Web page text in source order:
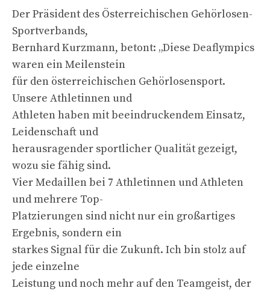
Der Präsident des Österreichischen Gehörlosen-
Sportverbands,
Bernhard Kurzmann, betont: „Diese Deaflympics
waren ein Meilenstein
für den österreichischen Gehörlosensport.
Unsere Athletinnen und
Athleten haben mit beeindruckendem Einsatz,
Leidenschaft und
herausragender sportlicher Qualität gezeigt,
wozu sie fähig sind.
Vier Medaillen bei 7 Athletinnen und Athleten
und mehrere Top-
Platzierungen sind nicht nur ein großartiges
Ergebnis, sondern ein
starkes Signal für die Zukunft. Ich bin stolz auf
jede einzelne
Leistung und noch mehr auf den Teamgeist, der